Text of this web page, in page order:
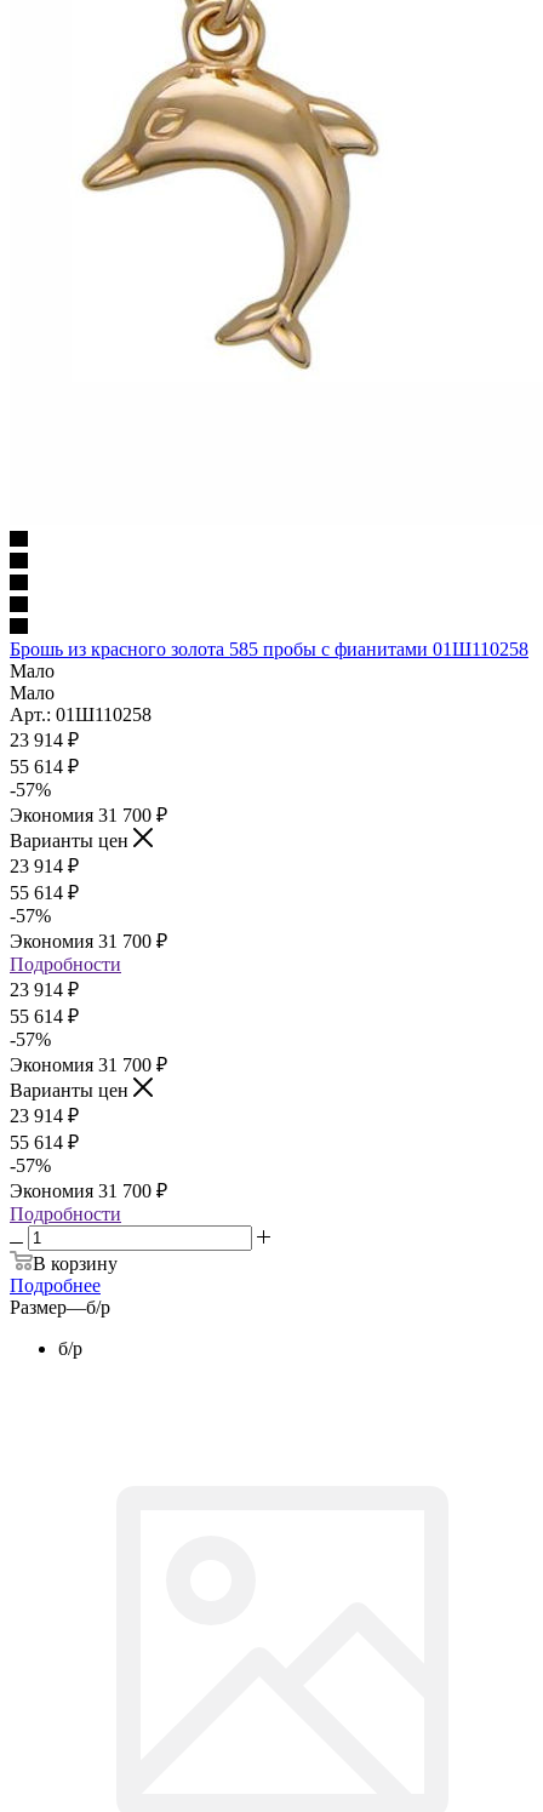
Брошь из красного золота 585 пробы с фианитами 01Ш110258
Мало
Мало
Арт.: 01Ш110258
23 914 ₽
55 614 ₽
-57%
Экономия 31 700 ₽
Варианты цен
23 914 ₽
55 614 ₽
-57%
Экономия 31 700 ₽
Подробности
23 914 ₽
55 614 ₽
-57%
Экономия 31 700 ₽
Варианты цен
23 914 ₽
55 614 ₽
-57%
Экономия 31 700 ₽
Подробности
В корзину
Подробнее
Размер—б/р
б/р